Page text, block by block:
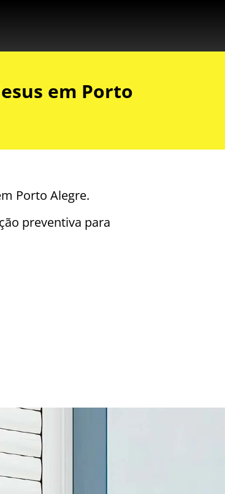
em Porto
Porto Alegre.
preventiva para